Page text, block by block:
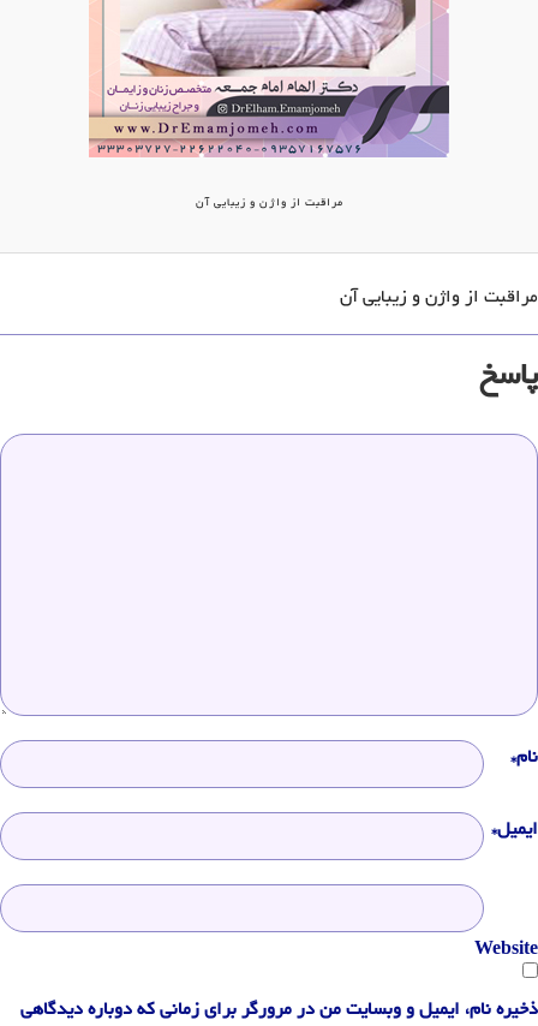
مراقبت از واژن و زیبایی آن
مراقبت از واژن و زیبایی آن
پاسخ
نام*
ایمیل*
Website
ذخیره نام، ایمیل و وبسایت من در مرورگر برای زمانی که دوباره دیدگاهی